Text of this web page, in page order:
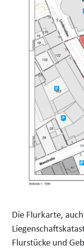
Die Flurkarte,
Flurstücke und